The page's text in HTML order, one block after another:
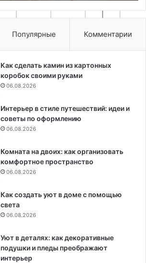
Популярные Комментарии
Как сделать камин из картонных
коробок своими руками
06.08.2026
Интерьер в стиле путешествий: идеи и
советы по оформлению
06.08.2026
Комната на двоих: как организовать
комфортное пространство
06.08.2026
Как создать уют в доме с помощью
света
06.08.2026
Уют в деталях: как декоративные
подушки и пледы преображают
интерьер